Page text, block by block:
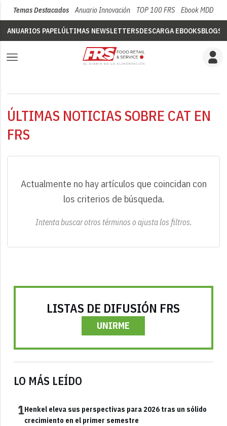
Temas Destacados Anuario Innovación TOP 100 FRS Ebook MDD
ANUARIOS PAPELÚLTIMAS NEWSLETTERSDESCARGA EBOOKSBLOGS
ÚLTIMAS NOTICIAS SOBRE CAT EN
FRS
Actualmente no hay artículos que coincidan con
los criterios de búsqueda.
Intenta buscar otros términos o ajusta los filtros.
LISTAS DE DIFUSIÓN FRS
UNIRME
LO MÁS LEÍDO
1Henkel eleva sus perspectivas para 2026 tras un sólido
crecimiento en el primer semestre